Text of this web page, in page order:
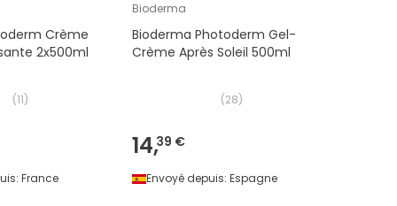
Crème
2x500ml
(11)
France
Bioderma
Bioderma Photoderm Gel-
Crème Après Soleil 500ml
(28)
14,39 €
Envoyé depuis: Espagne